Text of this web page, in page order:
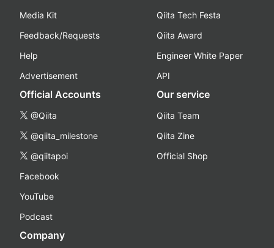
Media Kit
Feedback/Requests
Help
Advertisement
Qiita Tech Festa
Qiita Award
Engineer White Paper
API
Official Accounts
@Qiita
@qiita_milestone
@qiitapoi
Facebook
YouTube
Podcast
Our service
Qiita Team
Qiita Zine
Official Shop
Company